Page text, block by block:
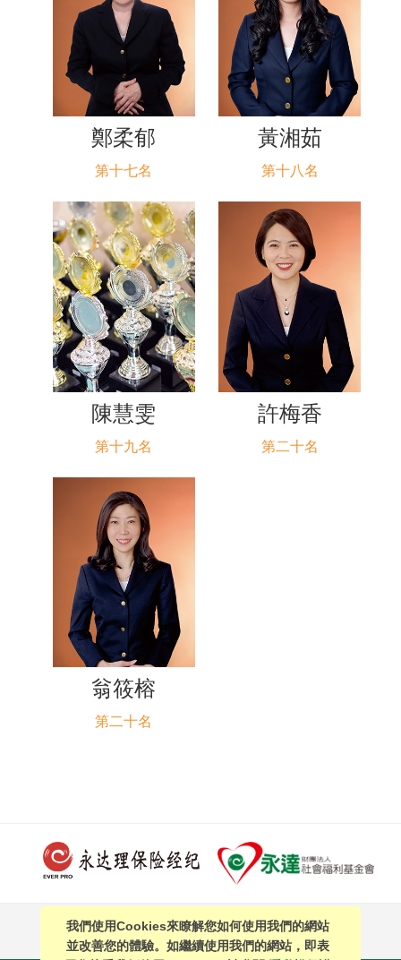
鄭柔郁
第十七名
黃湘茹
第十八名
陳慧雯
第十九名
許梅香
第二十名
翁筱榕
第二十名
PAGE TOP
我們使用Cookies來瞭解您如何使用我們的網站
並改善您的體驗。如繼續使用我們的網站，即表